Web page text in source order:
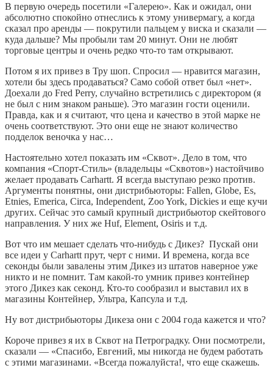
В первую очередь посетили «Галерею». Как и ожидал, они
абсолютно спокойно отнеслись к этому универмагу, а когда
сказал про аренды — покрутили пальцем у виска и сказали —
куда дальше? Мы пробыли там 20 минут. Они не любят
торговые центры и очень редко что-то там открывают.
Потом я их привез в Тру шоп. Спросил — нравится магазин,
хотели бы здесь продаваться? Само собой ответ был «нет».
Доехали до Fred Perry, случайно встретились с директором (я
не был с ним знаком раньше). Это магазин гости оценили.
Правда, как и я считают, что цена и качество в этой марке не
очень соответствуют. Это они еще не знают количество
подделок веночка у нас…
Настоятельно хотел показать им «Сквот». Дело в том, что
компания «Спорт-Стиль» (владельцы «Сквотов») настойчиво
желает продавать Carhartt. Я всегда выступаю резко против.
Аргументы понятны, они дистрибьюторы: Fallen, Globe, Es,
Etnies, Emerica, Circa, Independent, Zoo York, Dickies и еще кучи
других. Сейчас это самый крупный дистрибьютор скейтового
направления. У них же Huf, Element, Osiris и т.д.
Вот что им мешает сделать что-нибудь с Дикез? Пускай они
все идеи у Carhartt прут, черт с ними. И времена, когда все
секонды были завалены этим Дикез из штатов наверное уже
никто и не помнит. Там какой-то умник привез контейнер
этого Дикез как секонд. Кто-то сообразил и выставил их в
магазины Контейнер, Ультра, Капсула и т.д.
Ну вот дистрибьюторы Дикеза они с 2004 года кажется и что?
Короче привез я их в Сквот на Петроградку. Они посмотрели,
сказали — «Спасибо, Евгений, мы никогда не будем работать
с этими магазинами. «Всегда пожалуйста!, что еще скажешь.